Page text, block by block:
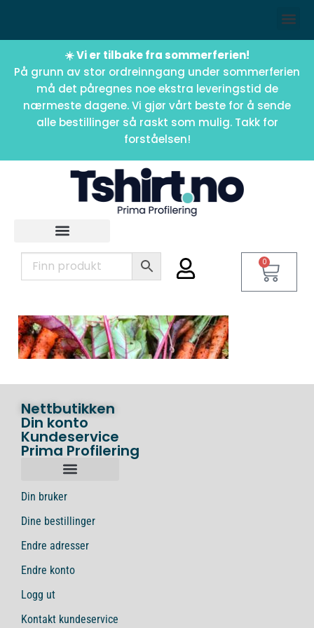
☀️ Vi er tilbake fra sommerferien!
På grunn av stor ordreinngang under sommerferien
må det påregnes noe ekstra leveringstid de
nærmeste dagene. Vi gjør vårt beste for å sende
alle bestillinger så raskt som mulig. Takk for
forståelsen!
0
Nettbutikken
Din konto
Kundeservice
Prima Profilering
Din bruker
Dine bestillinger
Endre adresser
Endre konto
Logg ut
Kontakt kundeservice